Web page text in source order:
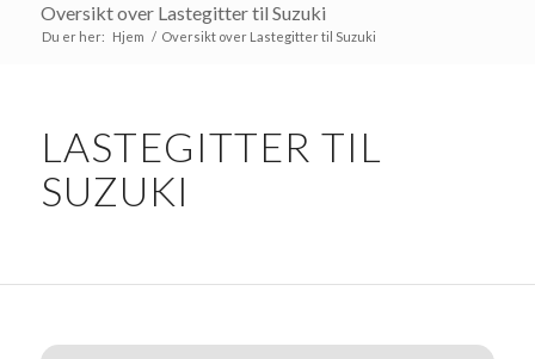
Oversikt over Lastegitter til Suzuki
Du er her: Hjem / Oversikt over Lastegitter til Suzuki
LASTEGITTER TIL
SUZUKI